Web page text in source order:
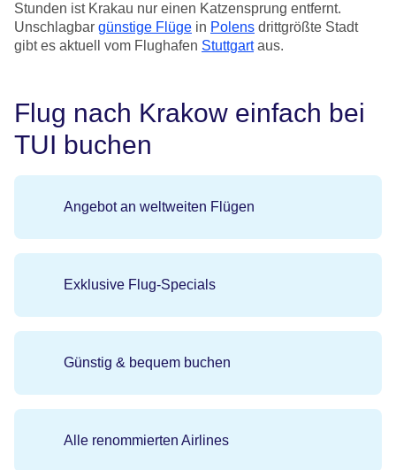
Stunden ist Krakau nur einen Katzensprung entfernt.
Unschlagbar günstige Flüge in Polens drittgrößte Stadt
gibt es aktuell vom Flughafen Stuttgartaus.
Flug nach Krakow einfach bei
TUI buchen
Angebot an weltweiten Flügen
Exklusive Flug-Specials
Günstig & bequem buchen
Alle renommierten Airlines